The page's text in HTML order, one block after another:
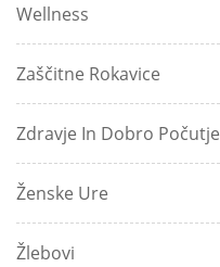
Wellness
Zaščitne Rokavice
Zdravje In Dobro Počutje
Ženske Ure
Žlebovi